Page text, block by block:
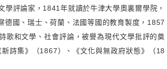
評論家，1841年就讀於牛津大學奧裏爾學院，
德國、瑞士、荷蘭、法國等國的教育製度，1857
歌和文學、社會評論，被譽為現代文學批評的奠
詩集》（1867）、《文化與無政府狀態》（18